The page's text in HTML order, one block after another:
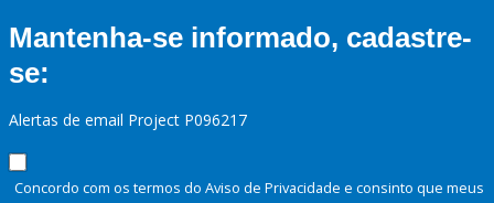
Mantenha-se informado, cadastre-
se:
Alertas de email Project P096217
Concordo com os termos do Aviso de Privacidade e consinto que meus